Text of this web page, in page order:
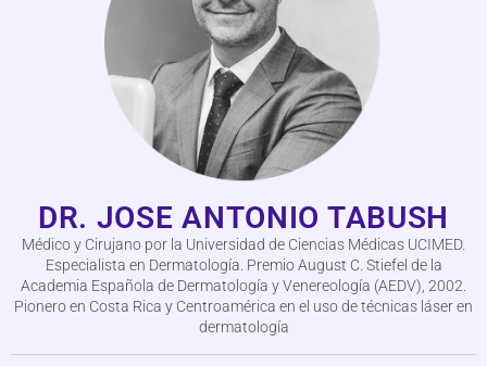
DR. JOSE ANTONIO TABUSH
Médico y Cirujano por la Universidad de Ciencias Médicas UCIMED.
Especialista en Dermatología. Premio August C. Stiefel de la
Academia Española de Dermatología y Venereología (AEDV), 2002.
Pionero en Costa Rica y Centroamérica en el uso de técnicas láser en
dermatología